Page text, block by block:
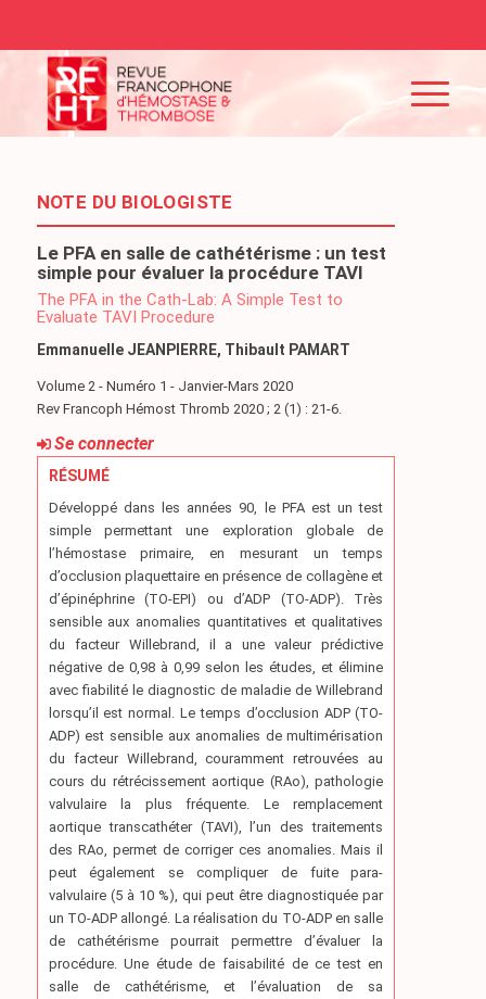
NOTE DU BIOLOGISTE
Le PFA en salle de cathétérisme : un test
simple pour évaluer la procédure TAVI
The PFA in the Cath-Lab: A Simple Test to
Evaluate TAVI Procedure
Emmanuelle JEANPIERRE, Thibault PAMART
Volume 2 - Numéro 1 - Janvier-Mars 2020
Rev Francoph Hémost Thromb 2020 ; 2 (1) : 21-6.
Se connecter
RÉSUMÉ
Développé dans les années 90, le PFA est un test
simple permettant une exploration globale de
l’hémostase primaire, en mesurant un temps
d’occlusion plaquettaire en présence de collagène et
d’épinéphrine (TO-EPI) ou d’ADP (TO-ADP). Très
sensible aux anomalies quantitatives et qualitatives
du facteur Willebrand, il a une valeur prédictive
négative de 0,98 à 0,99 selon les études, et élimine
avec fiabilité le diagnostic de maladie de Willebrand
lorsqu’il est normal. Le temps d’occlusion ADP (TO-
ADP) est sensible aux anomalies de multimérisation
du facteur Willebrand, couramment retrouvées au
cours du rétrécissement aortique (RAo), pathologie
valvulaire la plus fréquente. Le remplacement
aortique transcathéter (TAVI), l’un des traitements
des RAo, permet de corriger ces anomalies. Mais il
peut également se compliquer de fuite para-
valvulaire (5 à 10 %), qui peut être diagnostiquée par
un TO-ADP allongé. La réalisation du TO-ADP en salle
de cathétérisme pourrait permettre d’évaluer la
procédure. Une étude de faisabilité de ce test en
salle de cathétérisme, et l’évaluation de sa